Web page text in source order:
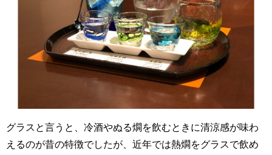
グラスと言うと、冷酒やぬる燗を飲むときに清涼感が味わ
えるのが昔の特徴でしたが、近年では熱燗をグラスで飲め